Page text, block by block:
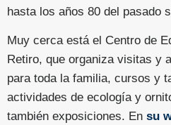
hasta los años 80 del pasado
Muy cerca está el Centro de
Retiro, que organiza visitas y
para toda la familia, cursos y
actividades de ecología y
también exposiciones. En su